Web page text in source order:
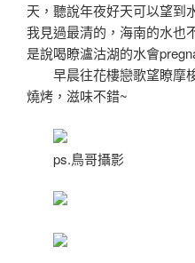
天，聽說年夜好天可以望到
我見過最清的，海南的水也
是說喝瞭瀘沽湖的水會
早晨往花樓戀歌望瞭摩
燒烤，滋味不錯~
ps.鳥哥攝影